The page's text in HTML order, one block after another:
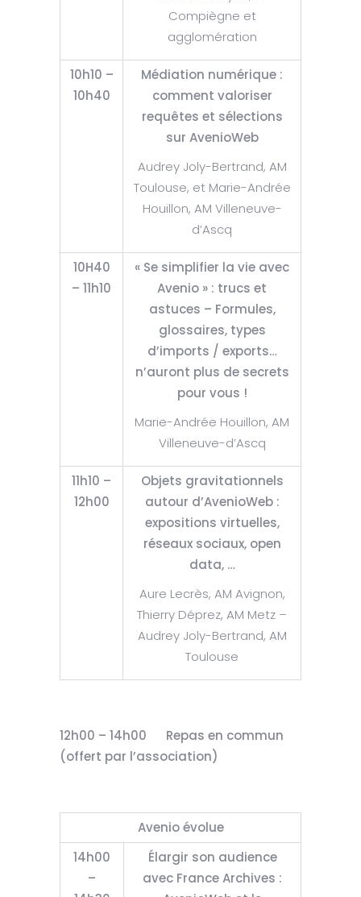
Compiègne et
agglomération
10h10 –
10h40
Médiation numérique :
comment valoriser
requêtes et sélections
sur AvenioWeb
Audrey Joly-Bertrand, AM
Toulouse, et Marie-Andrée
Houillon, AM Villeneuve-
d’Ascq
10H40
– 11h10
« Se simplifier la vie avec
Avenio » : trucs et
astuces – Formules,
glossaires, types
d’imports / exports…
n’auront plus de secrets
pour vous !
Marie-Andrée Houillon, AM
Villeneuve-d’Ascq
11h10 –
12h00
Objets gravitationnels
autour d’AvenioWeb :
expositions virtuelles,
réseaux sociaux, open
data, …
Aure Lecrès, AM Avignon,
Thierry Déprez, AM Metz –
Audrey Joly-Bertrand, AM
Toulouse
12h00 – 14h00 Repas en commun
(offert par l’association)
Avenio évolue
14h00
–
Élargir son audience
avec France Archives :